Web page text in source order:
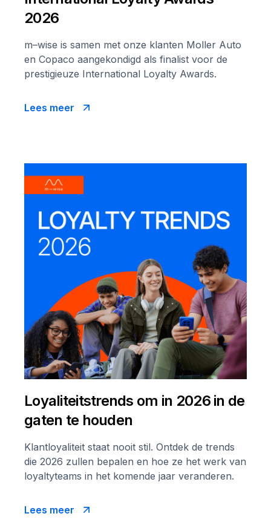
2026
m–wise is samen met onze klanten Moller Auto
en Copaco aangekondigd als finalist voor de
prestigieuze International Loyalty Awards.
Lees meer
Loyaliteitstrends om in 2026 in de
gaten te houden
Klantloyaliteit staat nooit stil. Ontdek de trends
die 2026 zullen bepalen en hoe ze het werk van
loyaltyteams in het komende jaar veranderen.
Lees meer